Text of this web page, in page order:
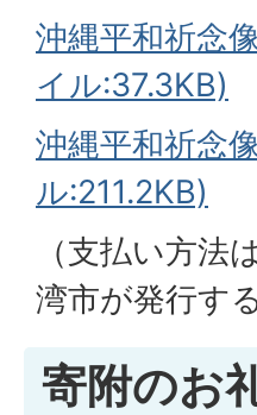
沖縄平和祈念
イル:37.3KB)
沖縄平和祈念
ル:211.2KB)
（支払い方法
湾市が発行す
寄附のお